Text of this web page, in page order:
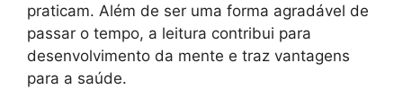
praticam. Além de ser uma forma agradável de
passar o tempo, a leitura contribui para
desenvolvimento da mente e traz vantagens
para a saúde.